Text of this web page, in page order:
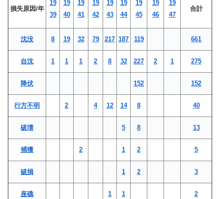
損失原因/年
19
39
19
40
19
41
19
42
19
43
19
44
19
45
19
46
19
47
合計
沈没 8 19 32 79 217 187 119 661
自沈 1 1 1 2 8 32 227 2 1 275
降伏 152 152
行方不明 2 4 12 14 8 40
破壊 5 8 13
捕獲 2 1 2 5
破損 1 2 3
座礁 1 1 2